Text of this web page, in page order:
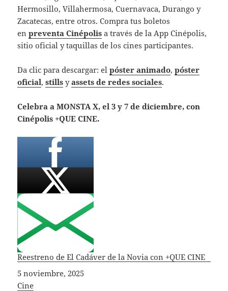
Hermosillo, Villahermosa, Cuernavaca, Durango y
Zacatecas, entre otros. Compra tus boletos
enpreventa Cinépolis a través de la App Cinépolis,
sitio oficial y taquillas de los cines participantes.
Da clic para descargar: elpóster animado,póster
oficial,stills yassets de redes sociales.
Celebra a MONSTA X, el 3 y 7 de diciembre, con
Cinépolis +QUE CINE.
Reestreno de El Cadáver de la Novia con +QUE CINE
Fecha
5 noviembre, 2025
In relation to
Cine